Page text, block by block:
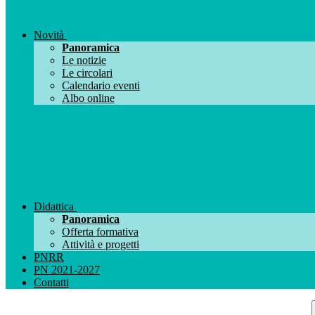
Novità
Panoramica
Le notizie
Le circolari
Calendario eventi
Albo online
Didattica
Panoramica
Offerta formativa
Attività e progetti
PNRR
PN 2021-2027
Contatti